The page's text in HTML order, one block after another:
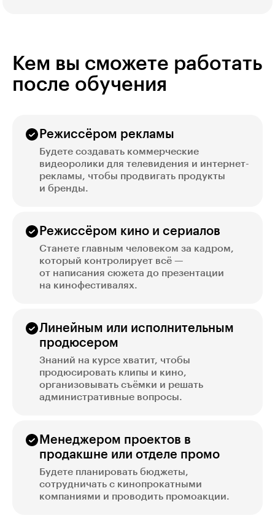
Кем вы сможете работать
после обучения
Режиссёром рекламы
Будете создавать коммерческие
видеоролики для телевидения и интернет-
рекламы, чтобы продвигать продукты
и бренды.
Режиссёром кино и сериалов
Станете главным человеком за кадром,
который контролирует всё —
от написания сюжета до презентации
на кинофестивалях.
Линейным или исполнительным
продюсером
Знаний на курсе хватит, чтобы
продюсировать клипы и кино,
организовывать съёмки и решать
административные вопросы.
Менеджером проектов в
продакшне или отделе промо
Будете планировать бюджеты,
сотрудничать с кинопрокатными
компаниями и проводить промоакции.